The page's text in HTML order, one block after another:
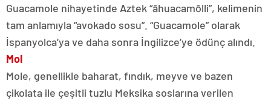
Guacamole nihayetinde Aztek “āhuacamōlli”, kelimenin
tam anlamıyla “avokado sosu”. “Guacamole” olarak
İspanyolca’ya ve daha sonra İngilizce’ye ödünç alındı.
Mol
Mole, genellikle baharat, fındık, meyve ve bazen
çikolata ile çeşitli tuzlu Meksika soslarına verilen